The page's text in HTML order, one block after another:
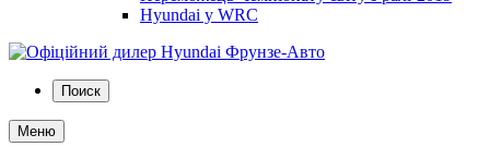
Hyundai у WRC
Поиск
Меню